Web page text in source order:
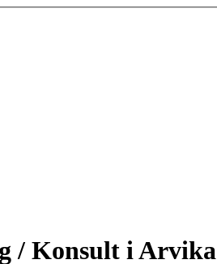
/ Konsult i Arvika